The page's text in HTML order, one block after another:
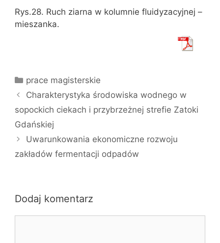
Rys.28. Ruch ziarna w kolumnie fluidyzacyjnej –
mieszanka.
Kategorie
prace magisterskie
Charakterystyka środowiska wodnego w
sopockich ciekach i przybrzeżnej strefie Zatoki
Gdańskiej
Uwarunkowania ekonomiczne rozwoju
zakładów fermentacji odpadów
Dodaj komentarz